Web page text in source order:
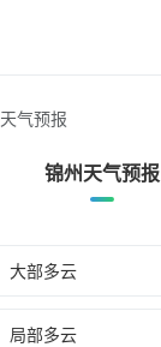
气预报
锦州天气预报
大部多云
局部多云